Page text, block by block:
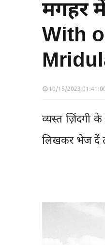
मगहर
With
10/15/2023
व्यस्त ज़िंदगी
लिखकर भेज दें